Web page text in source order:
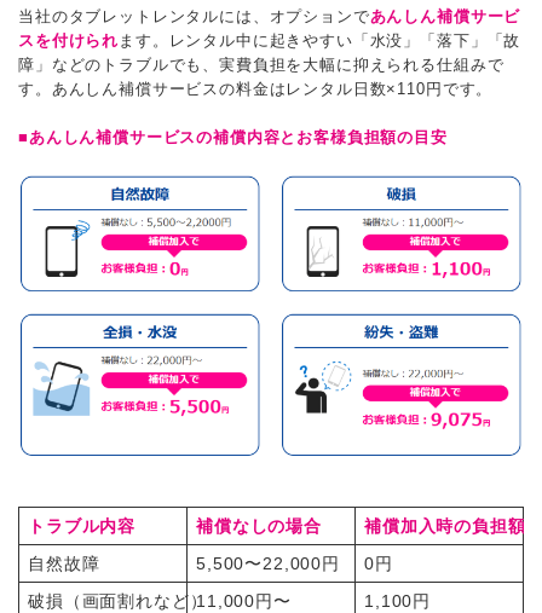
当社のタブレットレンタルには、オプションであんしん補償サービ
スを付けられ ます。レンタル中に起きやすい「水没」「落下」「故
障」などのトラブルでも、実費負担を大幅に抑えられる仕組みで
す。あんしん補償サービスの料金はレンタル日数×110円です。
■あんしん補償サービスの補償内容とお客様負担額の目安
トラブル内容 補償なしの場合
補償加入時の負担額
自然故障
5,500〜22,000円
0円
破損（画面割れなど）11,000円〜
1,100円